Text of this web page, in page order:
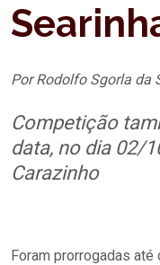
Por Rodolfo Sgorla da
Competição
data, no dia 02/
Carazinho
Foram prorrogadas